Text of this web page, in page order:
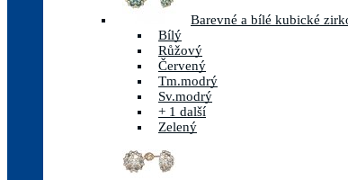
Barevné a bílé kubické
Bílý
Růžový
Červený
Tm.modrý
Sv.modrý
+ 1 další
Zelený